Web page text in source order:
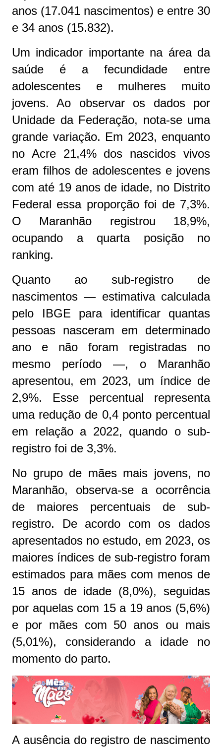
anos (17.041 nascimentos) e entre 30
e 34 anos (15.832).
Um indicador importante na área da
saúde é a fecundidade entre
adolescentes e mulheres muito
jovens. Ao observar os dados por
Unidade da Federação, nota-se uma
grande variação. Em 2023, enquanto
no Acre 21,4% dos nascidos vivos
eram filhos de adolescentes e jovens
com até 19 anos de idade, no Distrito
Federal essa proporção foi de 7,3%.
O Maranhão registrou 18,9%,
ocupando a quarta posição no
ranking.
Quanto ao sub-registro de
nascimentos — estimativa calculada
pelo IBGE para identificar quantas
pessoas nasceram em determinado
ano e não foram registradas no
mesmo período —, o Maranhão
apresentou, em 2023, um índice de
2,9%. Esse percentual representa
uma redução de 0,4 ponto percentual
em relação a 2022, quando o sub-
registro foi de 3,3%.
No grupo de mães mais jovens, no
Maranhão, observa-se a ocorrência
de maiores percentuais de sub-
registro. De acordo com os dados
apresentados no estudo, em 2023, os
maiores índices de sub-registro foram
estimados para mães com menos de
15 anos de idade (8,0%), seguidas
por aquelas com 15 a 19 anos (5,6%)
e por mães com 50 anos ou mais
(5,01%), considerando a idade no
momento do parto.
A ausência do registro de nascimento